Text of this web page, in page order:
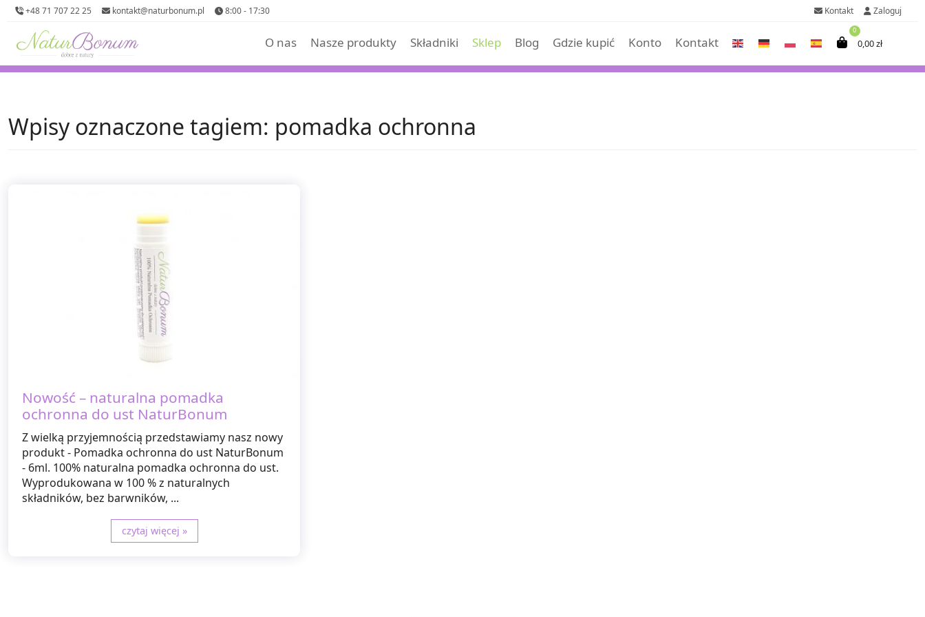
+48 71 707 22 25 kontakt@naturbonum.pl 8:00 - 17:30 Kontakt Zaloguj
O nas Nasze produkty Składniki Sklep Blog Gdzie kupić Konto Kontakt
0
0,00zł
Wpisy oznaczone tagiem: pomadka ochronna
Nowość – naturalna pomadka
ochronna do ust NaturBonum
Z wielką przyjemnością przedstawiamy nasz nowy
produkt - Pomadka ochronna do ust NaturBonum
- 6ml. 100% naturalna pomadka ochronna do ust.
Wyprodukowana w 100 % z naturalnych
składników, bez barwników, ...
czytaj więcej »